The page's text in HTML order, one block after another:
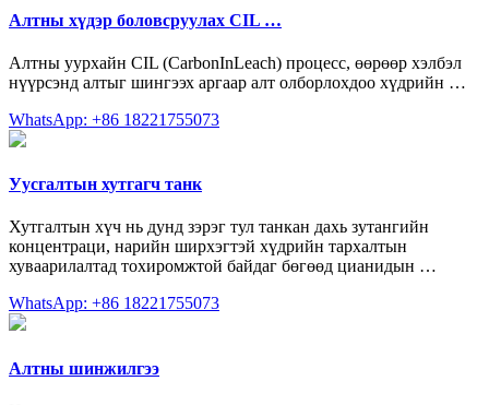
Алтны хүдэр боловсруулах CIL …
Алтны уурхайн CIL (CarbonInLeach) процесс, өөрөөр хэлбэл
нүүрсэнд алтыг шингээх аргаар алт олборлохдоо хүдрийн …
WhatsApp: +86 18221755073
Уусгалтын хутгагч танк
Хутгалтын хүч нь дунд зэрэг тул танкан дахь зутангийн
концентраци, нарийн ширхэгтэй хүдрийн тархалтын
хуваарилалтад тохиромжтой байдаг бөгөөд цианидын …
WhatsApp: +86 18221755073
Алтны шинжилгээ